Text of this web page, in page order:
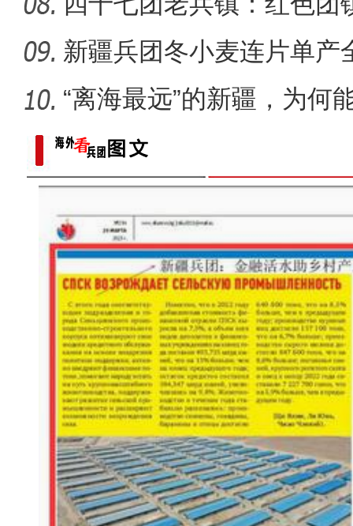
“阿克苏好地方·龟兹之美
新疆兵团冬小麦连片单产
在？
“离海最远”的新疆，为何